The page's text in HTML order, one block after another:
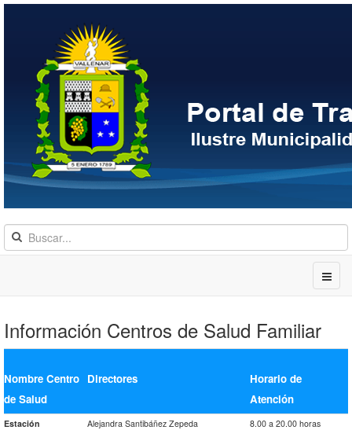
Información Centros de Salud Familiar
Nombre Centro
de Salud
Directores
Horario de
Atención
Estación
Alejandra Santibáñez Zepeda
8.00 a 20.00 horas